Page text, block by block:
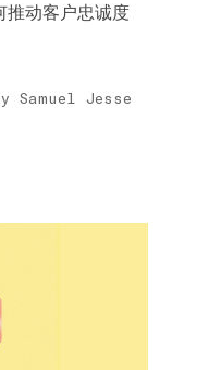
推动客户忠诚度
Samuel Jesse